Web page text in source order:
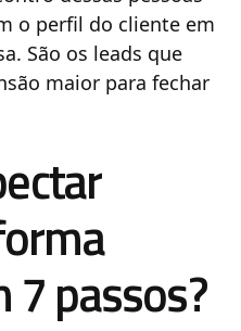
o perfil do cliente em
São os leads que
maior para fechar
passos?